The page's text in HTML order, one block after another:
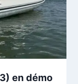
en démo